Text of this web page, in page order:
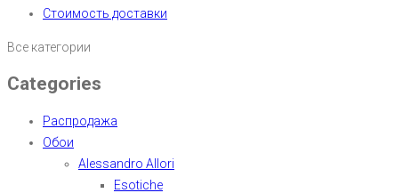
Стоимость доставки
Все категории
Categories
Распродажа
Обои
Alessandro Allori
Esotiche